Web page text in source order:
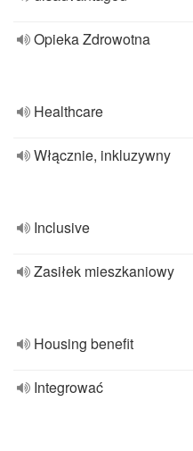
Opieka Zdrowotna
Healthcare
Włącznie, inkluzywny
Inclusive
Zasiłek mieszkaniowy
Housing benefit
Integrować